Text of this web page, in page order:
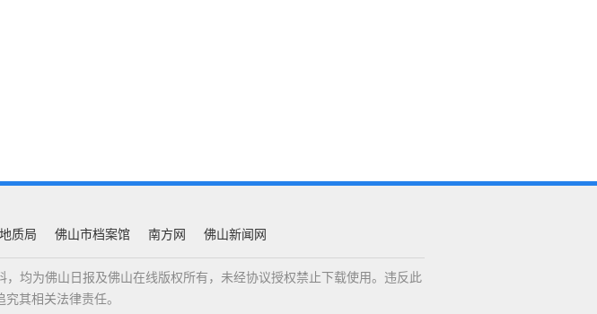
质局 佛山市档案馆 南方网 佛山新闻网
均为佛山日报及佛山在线版权所有，未经协议授权禁止下载使用。违反此
其相关法律责任。